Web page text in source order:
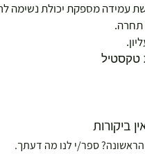
עמידה מספקת יכולת נשימה
תחרה.
טקסטיל
ביקורות
ספר/י לנו מה דעתך.